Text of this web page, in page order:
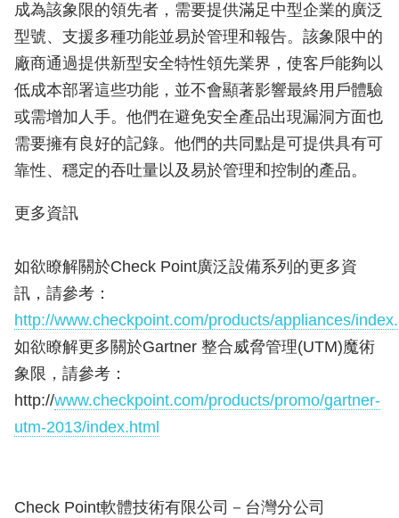
成為該象限的領先者，需要提供滿足中型企業的廣泛
型號、支援多種功能並易於管理和報告。該象限中的
廠商通過提供新型安全特性領先業界，使客戶能夠以
低成本部署這些功能，並不會顯著影響最終用戶體驗
或需增加人手。他們在避免安全產品出現漏洞方面也
需要擁有良好的記錄。他們的共同點是可提供具有可
靠性、穩定的吞吐量以及易於管理和控制的產品。
更多資訊
如欲瞭解關於Check Point廣泛設備系列的更多資
訊，請參考：
http://www.checkpoint.com/products/appliances/
如欲瞭解更多關於Gartner 整合威脅管理(UTM)魔術
象限，請參考：
http://www.checkpoint.com/products/promo/gartner-
utm-2013/index.html
Check Point軟體技術有限公司－台灣分公司